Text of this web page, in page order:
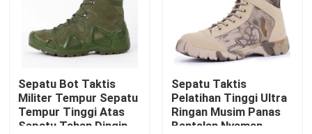
Rumah
Tentang kita
Sepatu Bot Taktis
Militer Tempur Sepatu
Tempur Tinggi Atas
Sepatu Tahan Dingin
Sepatu Taktis
Pelatihan Tinggi Ultra
Ringan Musim Panas
Bantalan Nyaman